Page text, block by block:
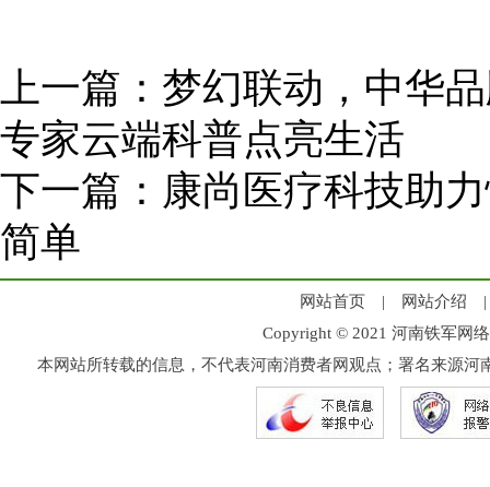
上一篇： 梦幻联动，中华
专家云端科普点亮生活
下一篇： 康尚医疗科技助
简单
网站首页 | 网站介绍
Copyright © 2021 河南铁军网
本网站所转载的信息，不代表河南消费者网观点；署名来源